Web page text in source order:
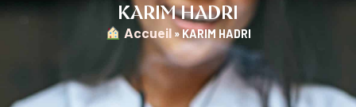
KARIM HADRI
︎ Accueil » KARIM HADRI